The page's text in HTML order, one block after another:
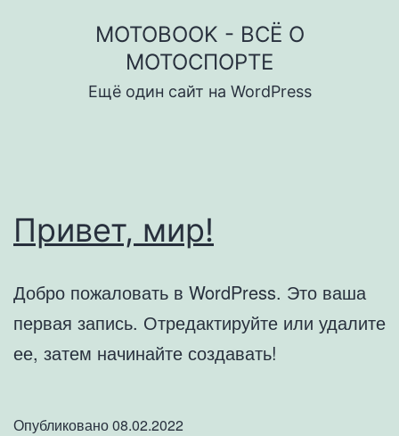
MOTOBOOK - ВСЁ О
МОТОСПОРТЕ
Ещё один сайт на WordPress
Привет, мир!
Добро пожаловать в WordPress. Это ваша
первая запись. Отредактируйте или удалите
ее, затем начинайте создавать!
Опубликовано08.02.2022